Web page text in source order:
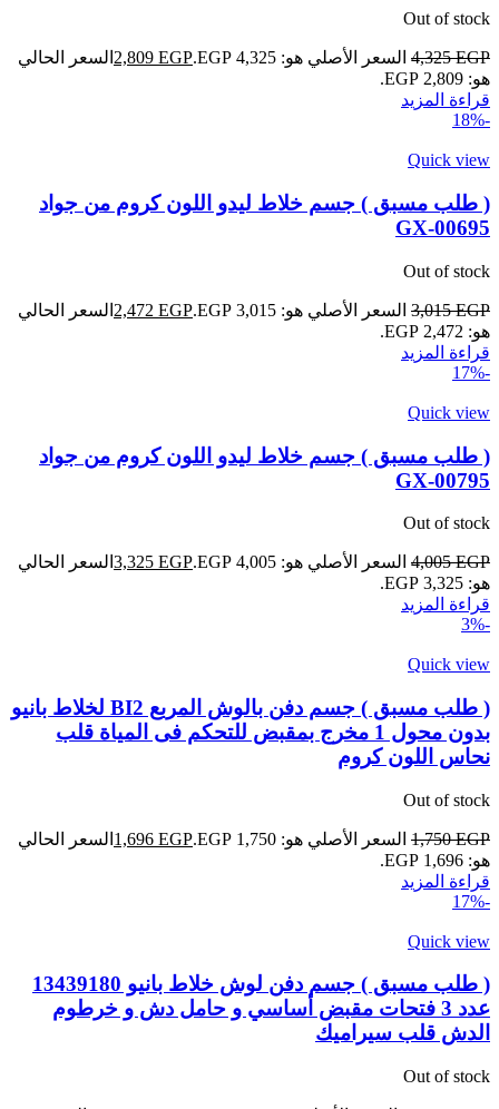
Out of stock
4,325EGP السعر الأصلي هو: 4,325 EGP. 2,809 EGP
السعر الحالي
هو: 2,809 EGP.
قراءة المزيد
-18%
Quick view
( طلب مسبق ) جسم خلاط ليدو اللون كروم من جواد
GX-00695
Out of stock
3,015EGP السعر الأصلي هو: 3,015 EGP. 2,472 EGP
السعر الحالي
هو: 2,472 EGP.
قراءة المزيد
-17%
Quick view
( طلب مسبق ) جسم خلاط ليدو اللون كروم من جواد
GX-00795
Out of stock
4,005EGP السعر الأصلي هو: 4,005 EGP. 3,325 EGP
السعر الحالي
هو: 3,325 EGP.
قراءة المزيد
-3%
Quick view
( طلب مسبق ) جسم دفن بالوش المربع BI2 لخلاط بانيو
بدون محول 1 مخرج بمقبض للتحكم فى المياة قلب
نحاس اللون كروم
Out of stock
1,750EGP السعر الأصلي هو: 1,750 EGP. 1,696 EGP
السعر الحالي
هو: 1,696 EGP.
قراءة المزيد
-17%
Quick view
( طلب مسبق ) جسم دفن لوش خلاط بانيو 13439180
عدد 3 فتحات مقبض أساسي و حامل دش و خرطوم
الدش قلب سيراميك
Out of stock